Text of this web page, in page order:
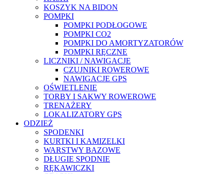
KOSZYK NA BIDON
POMPKI
POMPKI PODŁOGOWE
POMPKI CO2
POMPKI DO AMORTYZATORÓW
POMPKI RĘCZNE
LICZNIKI / NAWIGACJE
CZUJNIKI ROWEROWE
NAWIGACJE GPS
OŚWIETLENIE
TORBY I SAKWY ROWEROWE
TRENAŻERY
LOKALIZATORY GPS
ODZIEŻ
SPODENKI
KURTKI I KAMIZELKI
WARSTWY BAZOWE
DŁUGIE SPODNIE
RĘKAWICZKI